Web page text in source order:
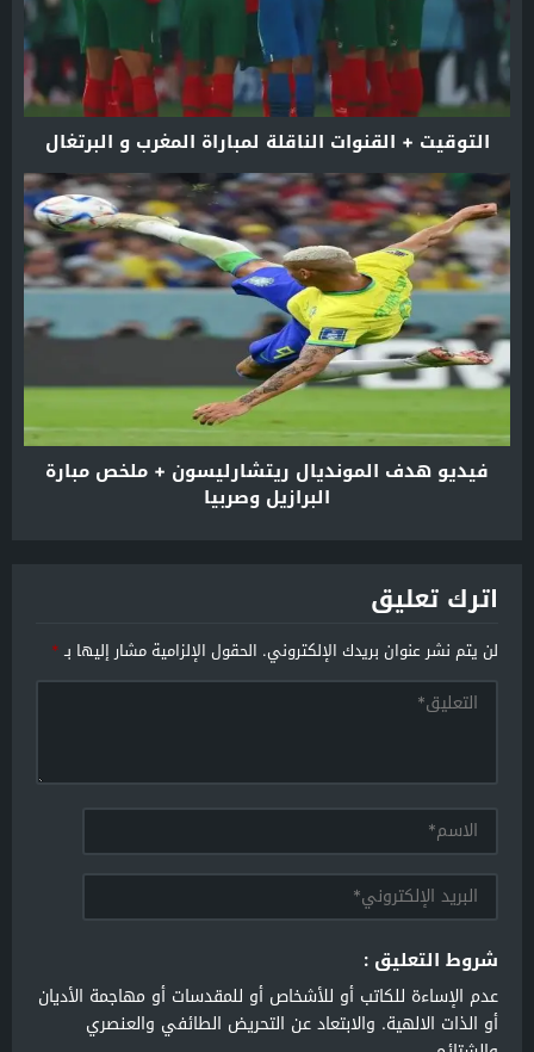
التوقيت + القنوات الناقلة لمباراة المغرب و البرتغال
فيديو هدف المونديال ريتشارليسون + ملخص مبارة
البرازيل وصربيا
اترك تعليق
لن يتم نشر عنوان بريدك الإلكتروني. الحقول الإلزامية مشار إليها بـ*
شروط التعليق :
عدم الإساءة للكاتب أو للأشخاص أو للمقدسات أو مهاجمة الأديان
أو الذات الالهية. والابتعاد عن التحريض الطائفي والعنصري